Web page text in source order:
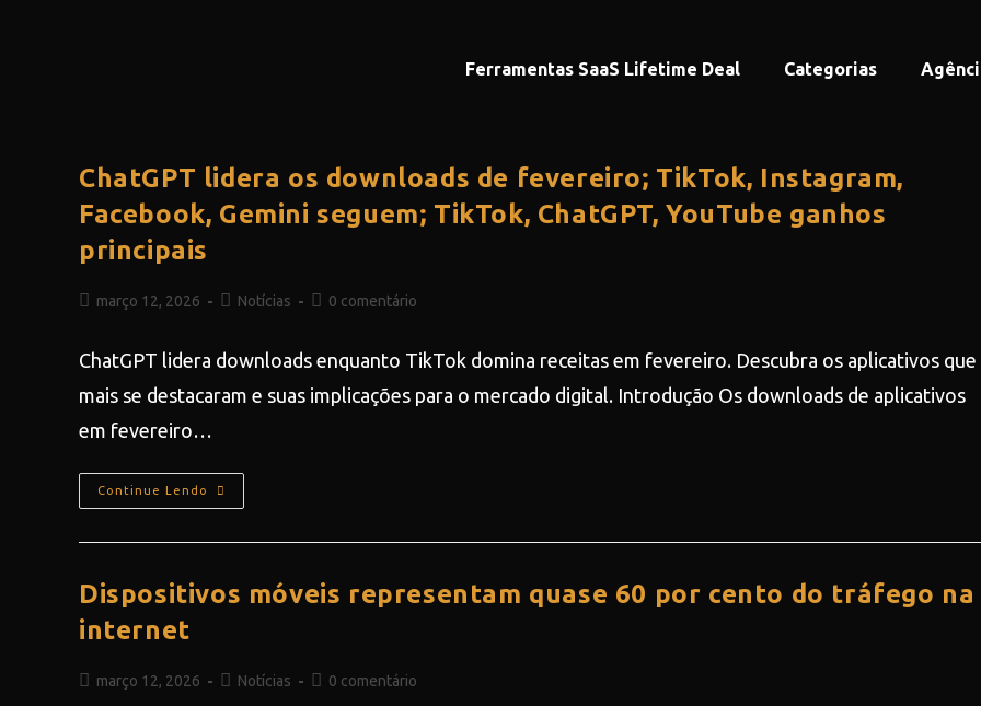
Ferramentas SaaS Lifetime Deal Categorias
ChatGPT lidera os downloads de fevereiro; TikTok, Instagram,
Facebook, Gemini seguem; TikTok, ChatGPT, YouTube ganhos
principais
março 12, 2026 Notícias 0 comentário
ChatGPT lidera downloads enquanto TikTok domina receitas em fevereiro. Descubra os aplicativos que
mais se destacaram e suas implicações para o mercado digital. Introdução Os downloads de aplicativos
em fevereiro…
Continue Lendo
Dispositivos móveis representam quase 60 por cento do tráfego na
internet
março 12, 2026 Notícias 0 comentário